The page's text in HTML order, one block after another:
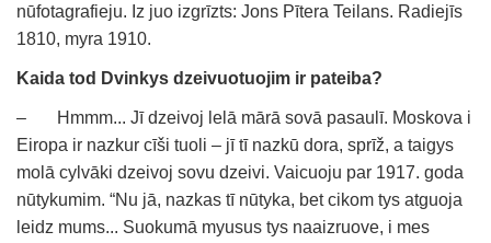
nūfotagrafieju. Iz juo izgrīzts: Jons Pītera Teilans. Radiejīs
1810, myra 1910.
Kaida tod Dvinkys dzeivuotuojim ir pateiba?
– Hmmm... Jī dzeivoj lelā mārā sovā pasaulī. Moskova i
Eiropa ir nazkur cīši tuoli – jī tī nazkū dora, sprīž, a taigys
molā cylvāki dzeivoj sovu dzeivi. Vaicuoju par 1917. goda
nūtykumim. “Nu jā, nazkas tī nūtyka, bet cikom tys atguoja
leidz mums... Suokumā myusus tys naaizruove, i mes